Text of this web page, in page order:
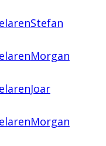
Stefan
Morgan
Joar
Morgan